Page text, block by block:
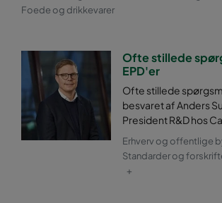
0170 592x287x640-10 ePM1 70%
0170 592x592x520-10
0170 490x592x520-8 ePM1 70%
0170 287x592x520-5 ePM1 70%
Foede og drikkevarer
Ofte stillede
EPD'er
Ofte stillede
besvaret af Anders
President R&D hos
Erhverv og offentlige
Standarder og
+